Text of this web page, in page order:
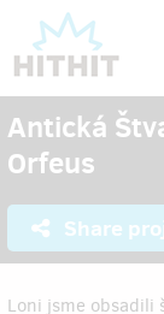
Antická
Orfeus
Share
Loni jsme obsadili